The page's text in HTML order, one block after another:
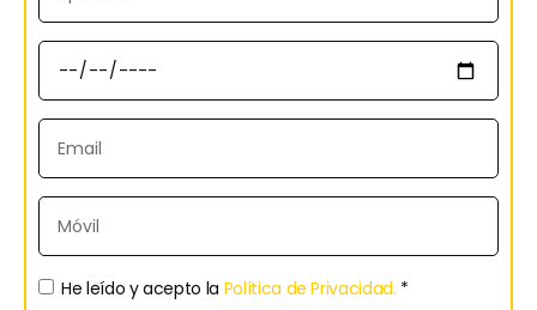
He leído y acepto la Política de Privacidad. *